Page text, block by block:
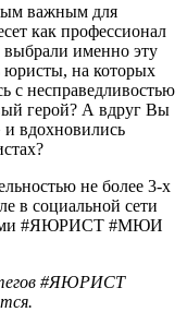
важным для
как профессионал
именно эту
юристы, на которых
с несправедливостью
герой? А вдруг Вы
и вдохновились
не более 3-х
в социальной сети
#ЯЮРИСТ #МЮИ
#ЯЮРИСТ